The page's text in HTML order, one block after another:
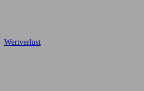
Wertverlust